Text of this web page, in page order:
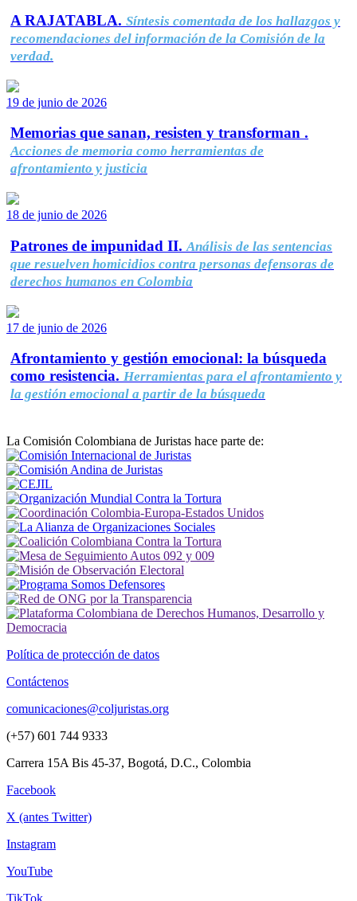
A RAJATABLA. Síntesis comentada de los hallazgos y
recomendaciones del información de la Comisión de la
verdad.
19 de junio de 2026
Memorias que sanan, resisten y transforman .
Acciones de memoria como herramientas de
afrontamiento y justicia
18 de junio de 2026
Patrones de impunidad II. Análisis de las sentencias
que resuelven homicidios contra personas defensoras de
derechos humanos en Colombia
17 de junio de 2026
Afrontamiento y gestión emocional: la búsqueda
como resistencia. Herramientas para el afrontamiento y
la gestión emocional a partir de la búsqueda
La Comisión Colombiana de Juristas hace parte de:
Política de protección de datos
Contáctenos
comunicaciones@coljuristas.org
(+57) 601 744 9333
Carrera 15A Bis 45-37, Bogotá, D.C., Colombia
Facebook
X (antes Twitter)
Instagram
YouTube